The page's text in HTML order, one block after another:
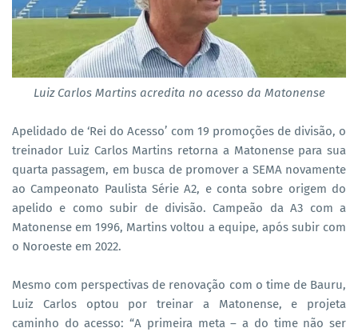
Luiz Carlos Martins acredita no acesso da Matonense
Apelidado de ‘Rei do Acesso’ com 19 promoções de divisão, o
treinador Luiz Carlos Martins retorna a Matonense para sua
quarta passagem, em busca de promover a SEMA novamente
ao Campeonato Paulista Série A2, e conta sobre origem do
apelido e como subir de divisão. Campeão da A3 com a
Matonense em 1996, Martins voltou a equipe, após subir com
o Noroeste em 2022.
Mesmo com perspectivas de renovação com o time de Bauru,
Luiz Carlos optou por treinar a Matonense, e projeta
caminho do acesso: “A primeira meta – a do time não ser